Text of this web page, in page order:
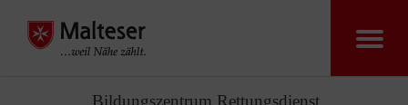
Bildungszentrum Rettungsdienst